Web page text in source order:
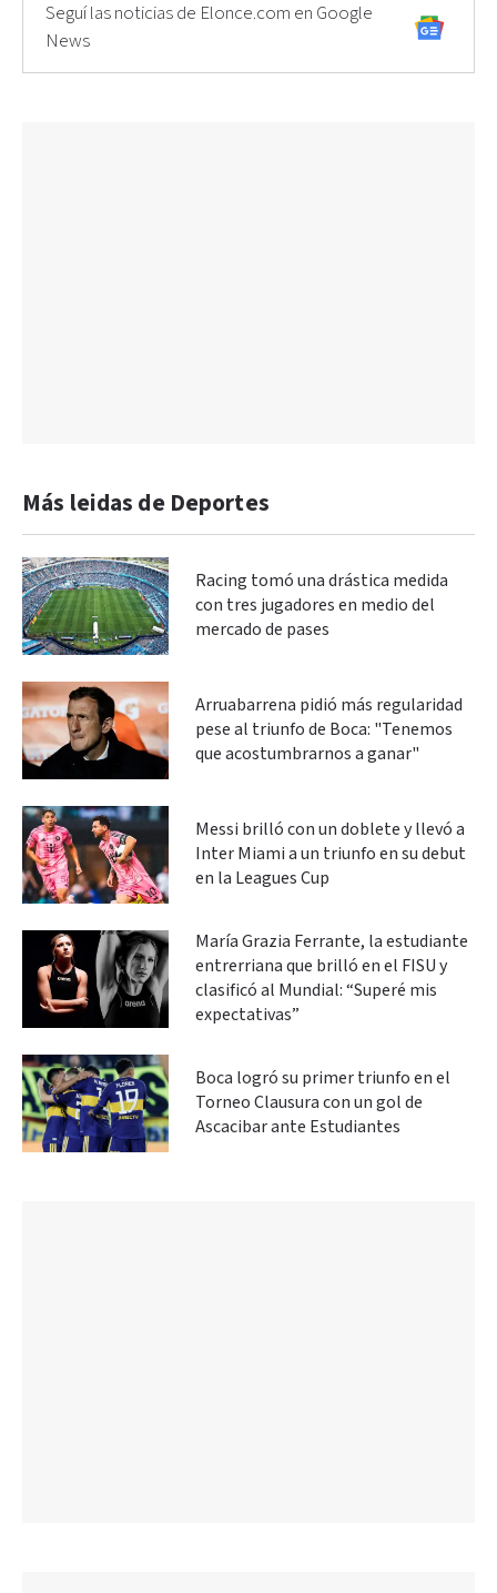
Seguí las noticias de Elonce.com en Google
News
Más leidas de Deportes
Racing tomó una drástica medida
con tres jugadores en medio del
mercado de pases
Arruabarrena pidió más regularidad
pese al triunfo de Boca: "Tenemos
que acostumbrarnos a ganar"
Messi brilló con un doblete y llevó a
Inter Miami a un triunfo en su debut
en la Leagues Cup
María Grazia Ferrante, la estudiante
entrerriana que brilló en el FISU y
clasificó al Mundial: “Superé mis
expectativas”
Boca logró su primer triunfo en el
Torneo Clausura con un gol de
Ascacibar ante Estudiantes